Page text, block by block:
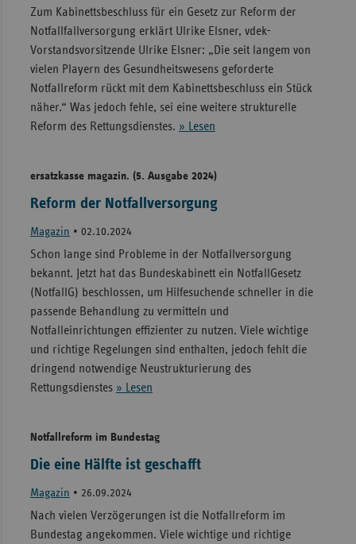
Zum Kabinettsbeschluss für ein Gesetz zur Reform der
Notfallfallversorgung erklärt Ulrike Elsner, vdek-
Vorstandsvorsitzende Ulrike Elsner: „Die seit langem von
vielen Playern des Gesundheitswesens geforderte
Notfallreform rückt mit dem Kabinettsbeschluss ein Stück
näher.“ Was jedoch fehle, sei eine weitere strukturelle
Reform des Rettungsdienstes. » Lesen
ersatzkasse magazin. (5. Ausgabe 2024)
Reform der Notfallversorgung
Magazin • 02.10.2024
Schon lange sind Probleme in der Notfallversorgung
bekannt. Jetzt hat das Bundeskabinett ein NotfallGesetz
(NotfallG) beschlossen, um Hilfesuchende schneller in die
passende Behandlung zu vermitteln und
Notfalleinrichtungen effizienter zu nutzen. Viele wichtige
und richtige Regelungen sind enthalten, jedoch fehlt die
dringend notwendige Neustrukturierung des
Rettungsdienstes » Lesen
Notfallreform im Bundestag
Die eine Hälfte ist geschafft
Magazin • 26.09.2024
Nach vielen Verzögerungen ist die Notfallreform im
Bundestag angekommen. Viele wichtige und richtige